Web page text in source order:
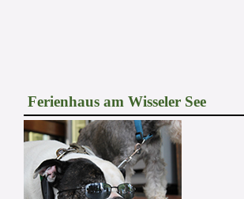
Ferienhaus am Wisseler See